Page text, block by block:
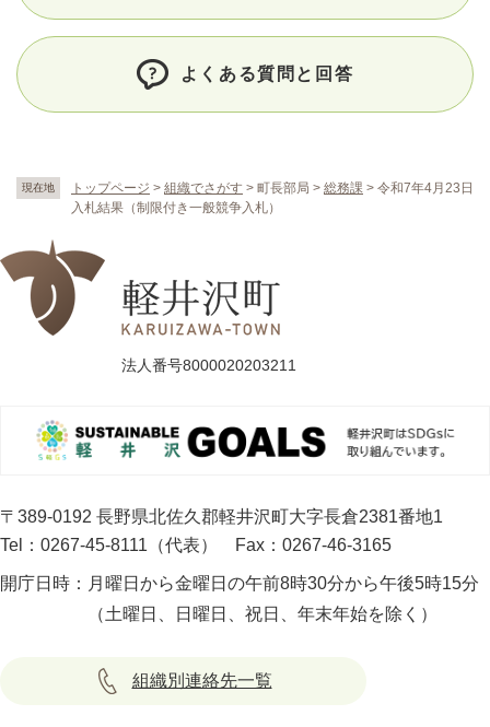
現在地 トップページ > 組織でさがす > 町長部局 > 総務課 > 令和7年4月23日
入札結果（制限付き一般競争入札）
よくある質問と回答
法人番号8000020203211
〒389-0192 長野県北佐久郡軽井沢町大字長倉2381番地1
Tel：0267-45-8111（代表）
Fax：0267-46-3165
開庁日時： 月曜日から金曜日の午前8時30分から午後5時15分
（土曜日、日曜日、祝日、年末年始を除く）
組織別連絡先一覧